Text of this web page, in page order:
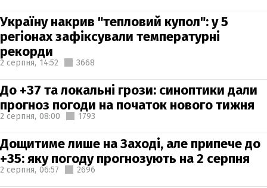
Україну накрив "тепловий купол": у 5
регіонах зафіксували температурні
рекорди
2 серпня, 14:52 3668
До +37 та локальні грози: синоптики дали
прогноз погоди на початок нового тижня
2 серпня, 08:00 1793
Дощитиме лише на Заході, але припече до
+35: яку погоду прогнозують на 2 серпня
2 серпня, 06:57 2696